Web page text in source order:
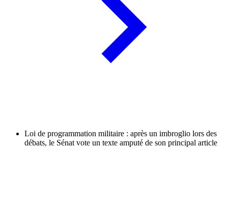
Loi de programmation militaire : après un imbroglio lors des
débats, le Sénat vote un texte amputé de son principal article